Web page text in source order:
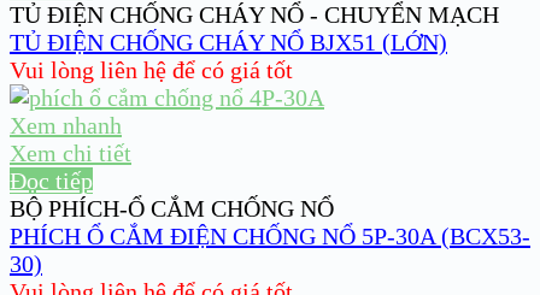
TỦ ĐIỆN CHỐNG CHÁY NỔ - CHUYỂN MẠCH
TỦ ĐIỆN CHỐNG CHÁY NỔ BJX51 (LỚN)
Vui lòng liên hệ để có giá tốt
Xem nhanh
Xem chi tiết
Đọc tiếp
BỘ PHÍCH-Ổ CẮM CHỐNG NỔ
PHÍCH Ổ CẮM ĐIỆN CHỐNG NỔ 5P-30A (BCX53-
30)